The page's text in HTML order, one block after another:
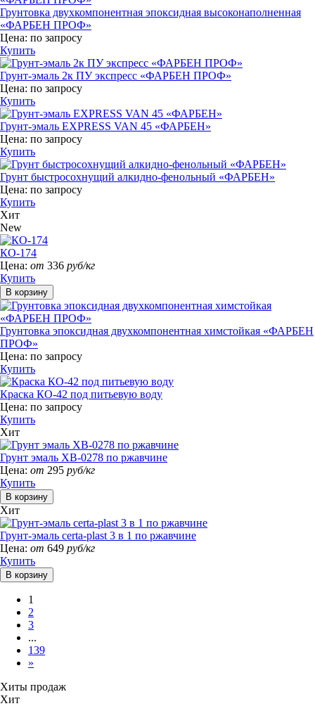
Грунтовка двухкомпонентная эпоксидная высоконаполненная
«ФАРБЕН ПРОФ»
Цена: по запросу
Купить
Грунт-эмаль 2к ПУ экспресс «ФАРБЕН ПРОФ»
Цена: по запросу
Купить
Грунт-эмаль EXPRESS VAN 45 «ФАРБЕН»
Цена: по запросу
Купить
Грунт быстросохнущий алкидно-фенольный «ФАРБЕН»
Цена: по запросу
Купить
Хит
New
КО-174
Цена: от 336 руб/кг
Купить
Грунтовка эпоксидная двухкомпонентная химстойкая «ФАРБЕН
ПРОФ»
Цена: по запросу
Купить
Краска КО-42 под питьевую воду
Цена: по запросу
Купить
Хит
Грунт эмаль ХВ-0278 по ржавчине
Цена: от 295 руб/кг
Купить
Хит
Грунт-эмаль certa-plast 3 в 1 по ржавчине
Цена: от 649 руб/кг
Купить
1
2
3
...
139
»
Хиты продаж
Хит